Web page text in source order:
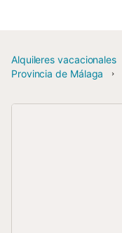
Alquileres vacacionales
Provincia de Málaga